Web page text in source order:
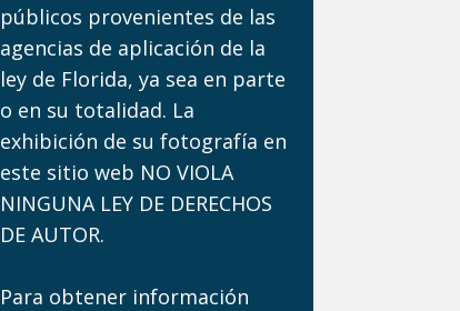
públicos provenientes de las
agencias de aplicación de la
ley de Florida, ya sea en parte
o en su totalidad. La
exhibición de su fotografía en
este sitio web NO VIOLA
NINGUNA LEY DE DERECHOS
DE AUTOR.
Para obtener información